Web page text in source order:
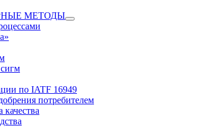
МЕТОДЫ
по IATF 16949
потребителем